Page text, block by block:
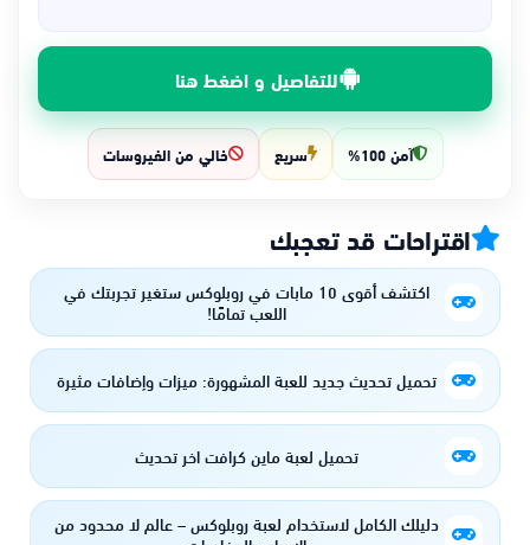
للتفاصيل و اضغط هنا
آمن 100% سريع خالي من الفيروسات
اقتراحات قد تعجبك
اكتشف أقوى 10 مابات في روبلوكس ستغير تجربتك في
اللعب تمامًا!
تحميل تحديث جديد للعبة المشهورة: ميزات وإضافات مثيرة
تحميل لعبة ماين كرافت اخر تحديث
دليلك الكامل لاستخدام لعبة روبلوكس – عالم لا محدود من